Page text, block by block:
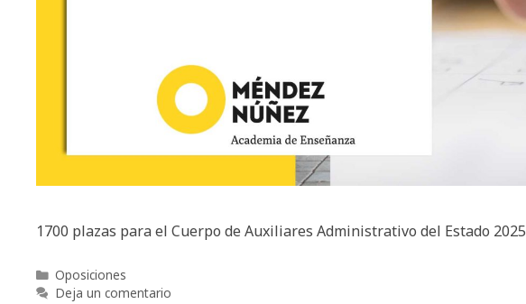
1700 plazas para el Cuerpo de Auxiliares Administrativo del Estado 2025
Oposiciones
Deja un comentario